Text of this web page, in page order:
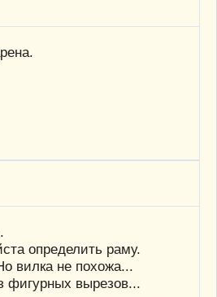
определить раму.
вилка не похожа...
вырезов...